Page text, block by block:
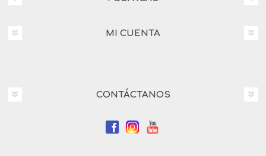
MI CUENTA
CONTÁCTANOS